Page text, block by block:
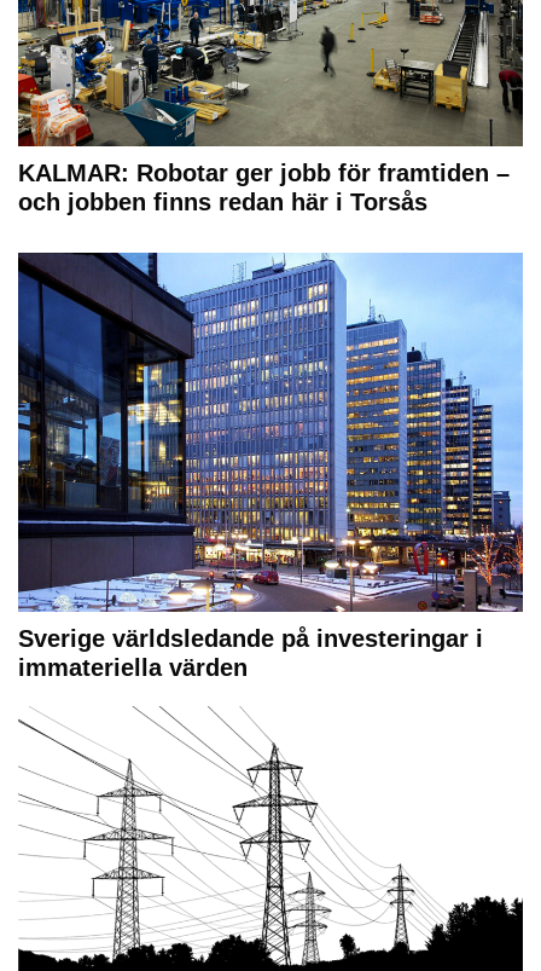
KALMAR: Robotar ger jobb för framtiden –
och jobben finns redan här i Torsås
Sverige världsledande på investeringar i
immateriella värden